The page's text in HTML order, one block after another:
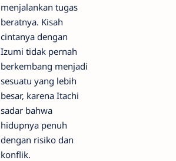
menjalankan tugas
beratnya. Kisah
cintanya dengan
Izumi tidak pernah
berkembang menjadi
sesuatu yang lebih
besar, karena Itachi
sadar bahwa
hidupnya penuh
dengan risiko dan
konflik.